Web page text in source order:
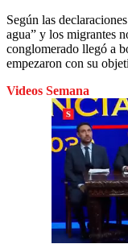
Según las
agua” y los migrantes
conglomerado llegó a
empezaron con su
Videos Semana